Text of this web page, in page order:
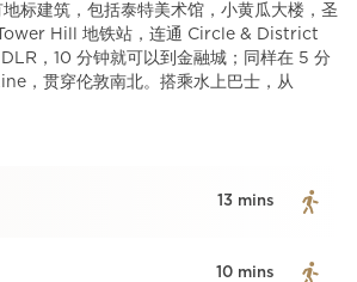
标建筑，包括泰特美术馆，小黄瓜大楼，圣
Tower Hill 地铁站，连通 Circle & District
，10 分钟就可以到金融城；同样在 5 分
，贯穿伦敦南北。搭乘水上巴士，从
13 mins
10 mins